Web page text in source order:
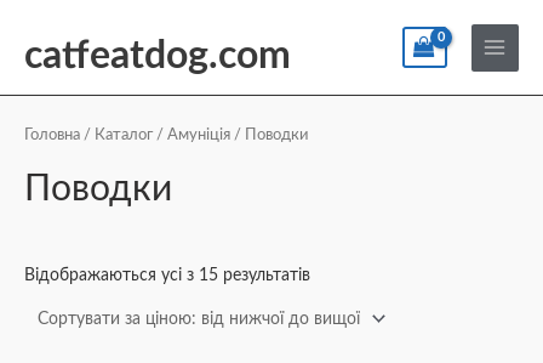
catfeatdog.com
Main
Menu
Головна / Каталог / Амуніція / Поводки
Поводки
Відображаються усі з 15 результатів